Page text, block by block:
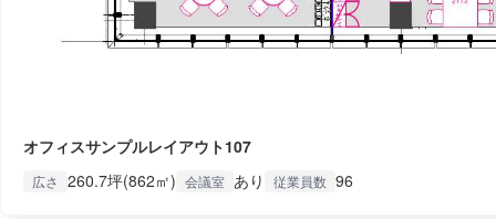
オフィスサンプルレイアウト107
広さ 260.7坪(862㎡) 会議室 あり 従業員数 96